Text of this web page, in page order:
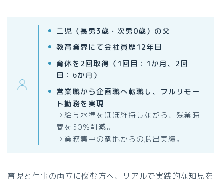
二児（長男3歳・次男0歳）の父
教育業界にて会社員歴12年目
育休を2回取得（1回目：1か月、2回
目：6か月）
営業職から企画職へ転職し、フルリモー
ト勤務を実現
→給与水準をほぼ維持しながら、残業時
間を50％削減。
→業務集中の窮地からの脱出実績。
育児と仕事の両立に悩む方へ、リアルで実践的な知見を